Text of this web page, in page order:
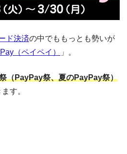
ド決済の中でももっとも勢いが
（ペイペイ） 」。
（PayPay祭、夏のPayPay祭）
す。